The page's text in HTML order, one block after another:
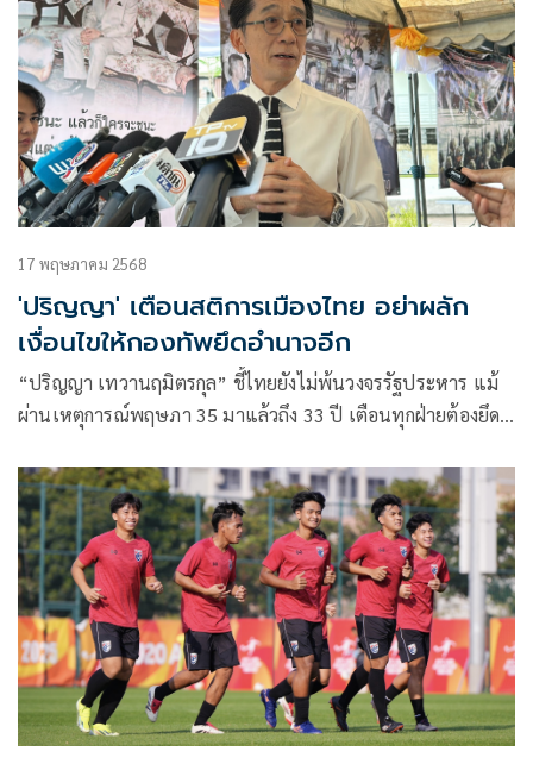
17 พฤษภาคม 2568
'ปริญญา' เตือนสติการเมืองไทย อย่าผลัก
เงื่อนไขให้กองทัพยึดอำนาจอีก
“ปริญญา เทวานฤมิตรกุล” ชี้ไทยยังไม่พ้นวงจรรัฐประหาร แม้
ผ่านเหตุการณ์พฤษภา 35 มาแล้วถึง 33 ปี เตือนทุกฝ่ายต้องยึด